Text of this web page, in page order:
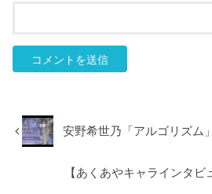
安野希世乃「アルゴリズム
【あくあやキャラインタビ